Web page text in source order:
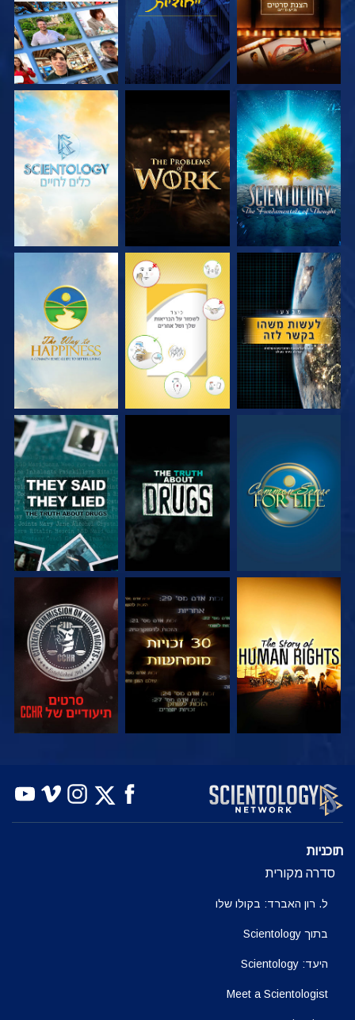
בדוק את הסדרה בדוק את הסדרה בדוק את הסדרה
צפה צפה
צפה צפה צפה
צפה צפה צפה
צפה בדוק את הסדרה
תוכניות
סדרה מקורית
ל. רון האברד: בקולו שלו
בתוך Scientology
היעד: Scientology
Meet a Scientologist